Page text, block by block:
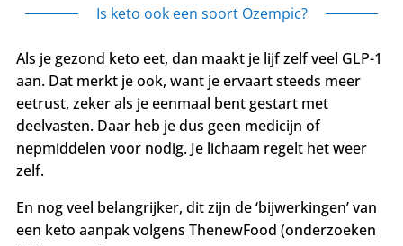
Is keto ook een soort Ozempic?
Als je gezond keto eet, dan maakt je lijf zelf veel GLP-1
aan. Dat merkt je ook, want je ervaart steeds meer
eetrust, zeker als je eenmaal bent gestart met
deelvasten. Daar heb je dus geen medicijn of
nepmiddelen voor nodig. Je lichaam regelt het weer
zelf.
En nog veel belangrijker, dit zijn de ‘bijwerkingen’ van
een keto aanpak volgens ThenewFood (onderzoeken